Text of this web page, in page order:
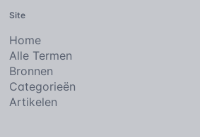
Site
Home
Alle Termen
Bronnen
Categorieën
Artikelen